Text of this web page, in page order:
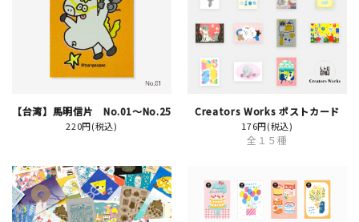
新規会員登録
マイアカウント
【台湾】馬明信片 No.01～No.25
220円(税込)
Creators Works ポストカード
176円(税込)
全１５種